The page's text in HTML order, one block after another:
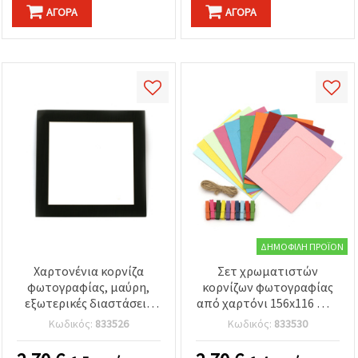
ΑΓΟΡΆ ΑΓΟΡΆ
Χαρτονένια κορνίζα
φωτογραφίας, μαύρη,
εξωτερικές διαστάσεις
24x24 cm, με
προστατευτικό φιλμ και
αυτοκόλλητη ταινία
Κωδικός: 833526
ΔΗΜΟΦΙΛΉ ΠΡΟΪΌΝ
Σετ χρωματιστών
κορνίζων φωτογραφίας
από χαρτόνι 156x116 mm
– 10 τεμ., με
διακοσμητικά
μανταλάκια και ανάμικτο
Κωδικός: 833530